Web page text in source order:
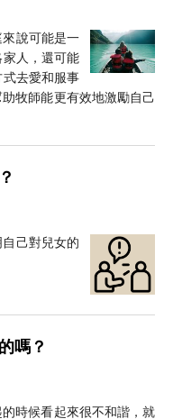
說可能是一
人，還可能
去愛和服事
牧師能更有效地激勵自己
己對兒女的
嗎？
時候看起來很不和諧，就